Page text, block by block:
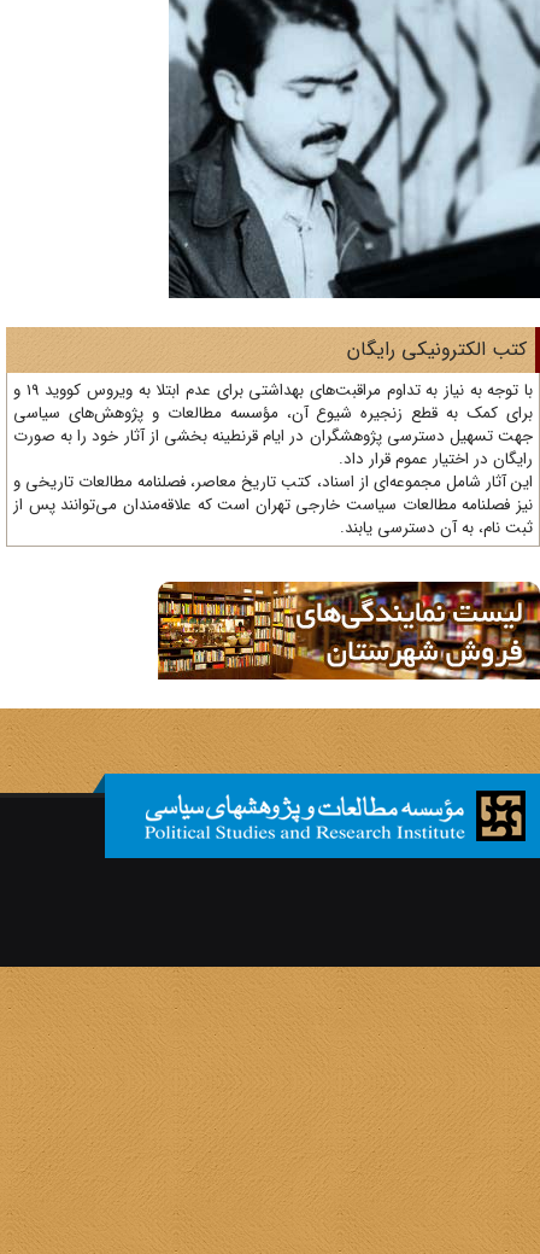
الکترونیکی رایگان
با توجه به نیاز به تداوم مراقبت‌های بهداشتی برای عدم ابتلا به ویروس کووید 19 و
کمک به قطع زنجیره شیوع آن، مؤسسه مطالعات و پژوهش‌های سیاسی
تسهیل دسترسی پژوهشگران در ایام قرنطینه بخشی از آثار خود را به صورت
در اختیار عموم قرار داد.
آثار شامل مجموعه‌ای از اسناد، کتب تاریخ معاصر، فصلنامه‌ مطالعات تاریخی و
فصلنامه مطالعات سیاست خارجی تهران است که علاقه‌مندان می‌توانند پس از
نام، به آن دسترسی یابند.